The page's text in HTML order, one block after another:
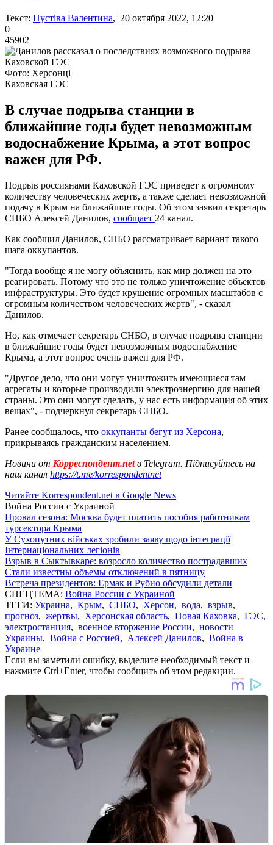
Текст: Пустіва Валентина, 20 октября 2022, 12:20
0
45902
Фото: Херсонці
Каховская ГЭС
В случае подрыва станции в
ближайшие годы будет невозможным
водоснабжение Крыма, а этот вопрос
важен для РФ.
Подрыв россиянами Каховской ГЭС приведет к огромному
количеству человеческих жертв, а также сделает невозможной
подачу в Крым на ближайшие годы. Об этом заявил секретарь
СНБО Алексей Данилов, сообщает 24 канал.
Как сообщил Данилов, СНБО рассматривает вариант такого
шага оккупантов.
"Тогда вообще я не могу объяснить, как мир должен на это
реагировать. Потому что это не только уничтожение объектов
инфраструктуры. Это будет крушение огромных масштабов с
огромным количеством человеческих жертв", - сказал
Данилов.
Но, как отмечает секретарь СНБО, в случае подрыва станции
в ближайшие годы будет невозможным водоснабжение
Крыма, а этот вопрос очень важен для РФ.
"Другое дело, что они могут уничтожить имеющиеся там
агрегаты и которые производили электроэнергию для нашей
страны. Это они могут сделать, у нас есть информация об этих
вещах", - подчеркнул секретарь СНБО.
Ранее сообщалось, что оккупанты бегут из Херсона,
прикрываясь гражданским населением.
Новини от Корреспондент.netв Telegram. Підписуйтесь на
наш канал https://t.me/korrespondentnet
Читайте Korrespondent.net в Google News
Война России с Украиной
Провал сезона: Москва будет платить пособия работникам
турсектора Крыма
У Сухопутних військах зробили заяву щодо інтеграції
Інтернаціональних легіонів
Взрыв в Сыктывкаре: возросло количество пострадавших
Стали известны объемы отключений в пятницу
Встреча президентов: Ермак и Рубио обсудили детали
СПЕЦТЕМА: Война России с Украиной
ТЕГИ: Украина, Крым, СНБО, Херсон, вода, взрыв,
прогноз, жертвы, Херсонская область, Новая Каховка, ГЭС,
электростанция, военное вторжение России, новости
Украины, Война с Россией, Алексей Данилов, Война в
Украине
Если вы заметили ошибку, выделите необходимый текст и
нажмите Ctrl+Enter, чтобы сообщить об этом редакции.